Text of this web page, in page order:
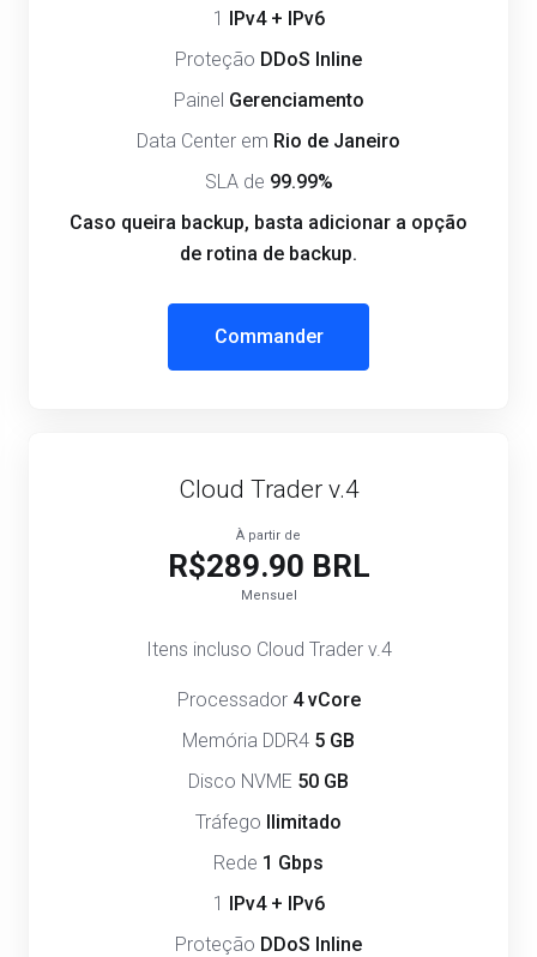
1 IPv4 + IPv6
Proteção DDoS Inline
Painel Gerenciamento
Data Center em Rio de Janeiro
SLA de 99.99%
Caso queira backup, basta adicionar a opção
de rotina de backup.
Commander
Cloud Trader v.4
À partir de
R$289.90 BRL
Mensuel
Itens incluso Cloud Trader v.4
Processador 4 vCore
Memória DDR4 5 GB
Disco NVME 50 GB
Tráfego Ilimitado
Rede 1 Gbps
1 IPv4 + IPv6
Proteção DDoS Inline